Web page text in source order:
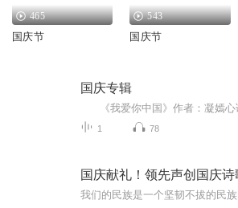
465
国庆节
543
国庆节
国庆专辑
1 78
国庆献礼！领先声创国庆诗